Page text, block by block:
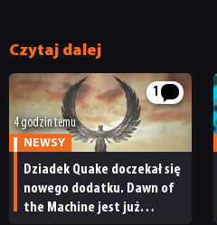
Czytaj dalej
1
4 godzin temu
NEWSY
Dziadek Quake doczekał się
nowego dodatku. Dawn of
the Machine jest już